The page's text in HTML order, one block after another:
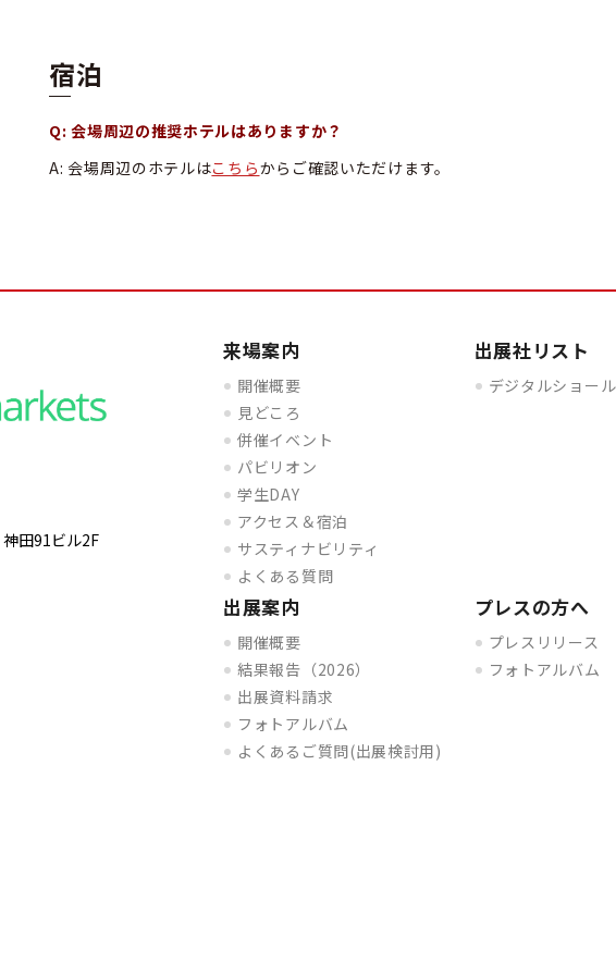
宿泊
Q: 会場周辺の推奨ホテルはありますか？
A: 会場周辺のホテルはこちらからご確認いただけます。
神田91ビル2F
来場案内
開催概要
見どころ
併催イベント
パビリオン
学生DAY
アクセス＆宿泊
サスティナビリティ
よくある質問
出展社リスト
デジタルショー
出展案内
開催概要
結果報告（2026）
出展資料請求
フォトアルバム
よくあるご質問(出展検討用)
プレスの方へ
プレスリリース
フォトアルバム